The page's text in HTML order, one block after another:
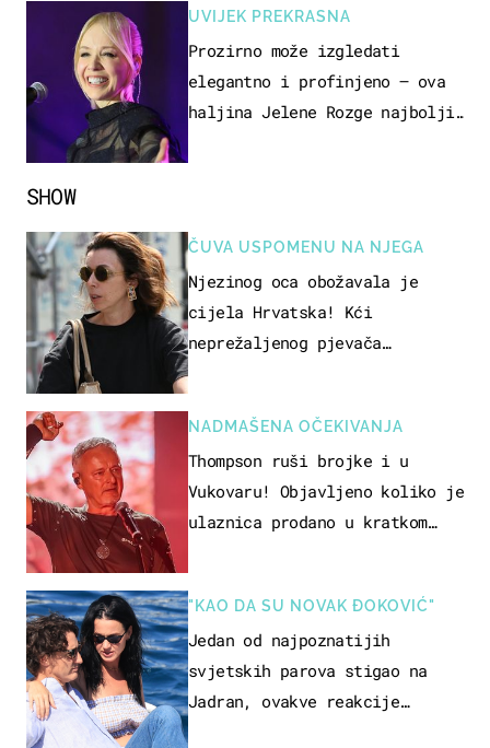
SHOW
ČUVA USPOMENU NA NJEGA
Njezinog oca obožavala je
cijela Hrvatska! Kći
neprežaljenog pjevača
NADMAŠENA OČEKIVANJA
Thompson ruši brojke i u
Vukovaru! Objavljeno koliko je
ulaznica prodano u kratkom
"KAO DA SU NOVAK ĐOKOVIĆ"
Jedan od najpoznatijih
svjetskih parova stigao na
Jadran, ovakve reakcije
UVIJEK PREKRASNA
Prozirno može izgledati
elegantno i profinjeno – ova
haljina Jelene Rozge najbolji